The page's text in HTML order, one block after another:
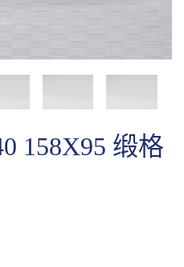
提花
158X95 缎格